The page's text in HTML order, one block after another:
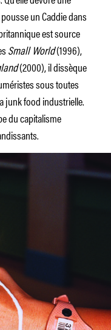
un Caddie dans
est source
Small World(1996),
(2000), il dissèque
sous toutes
junk food industrielle.
du capitalisme